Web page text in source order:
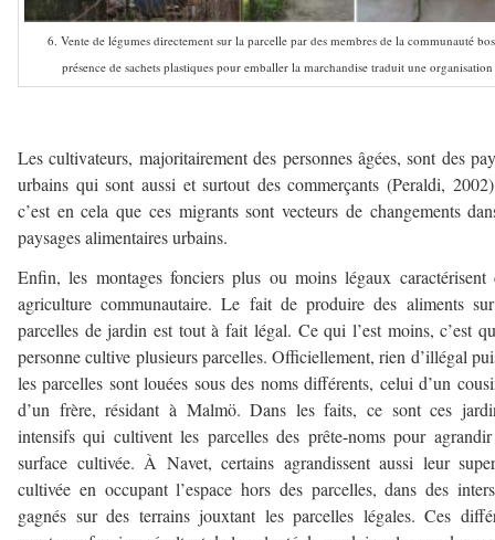
6. Vente de légumes directement sur la parcelle par des membres de la communauté
présence de sachets plastiques pour emballer la marchandise traduit une
Les cultivateurs, majoritairement des personnes âgées, sont des
urbains qui sont aussi et surtout des commerçants (Peraldi,
c’est en cela que ces migrants sont vecteurs de changements
paysages alimentaires urbains.
Enfin, les montages fonciers plus ou moins légaux caractérisent
agriculture communautaire. Le fait de produire des aliments
parcelles de jardin est tout à fait légal. Ce qui l’est moins, c’est
personne cultive plusieurs parcelles. Officiellement, rien d’illégal
les parcelles sont louées sous des noms différents, celui d’un
d’un frère, résidant à Malmö. Dans les faits, ce sont ces
intensifs qui cultivent les parcelles des prête-noms pour
surface cultivée. À Navet, certains agrandissent aussi leur
cultivée en occupant l’espace hors des parcelles, dans des
gagnés sur des terrains jouxtant les parcelles légales. Ces